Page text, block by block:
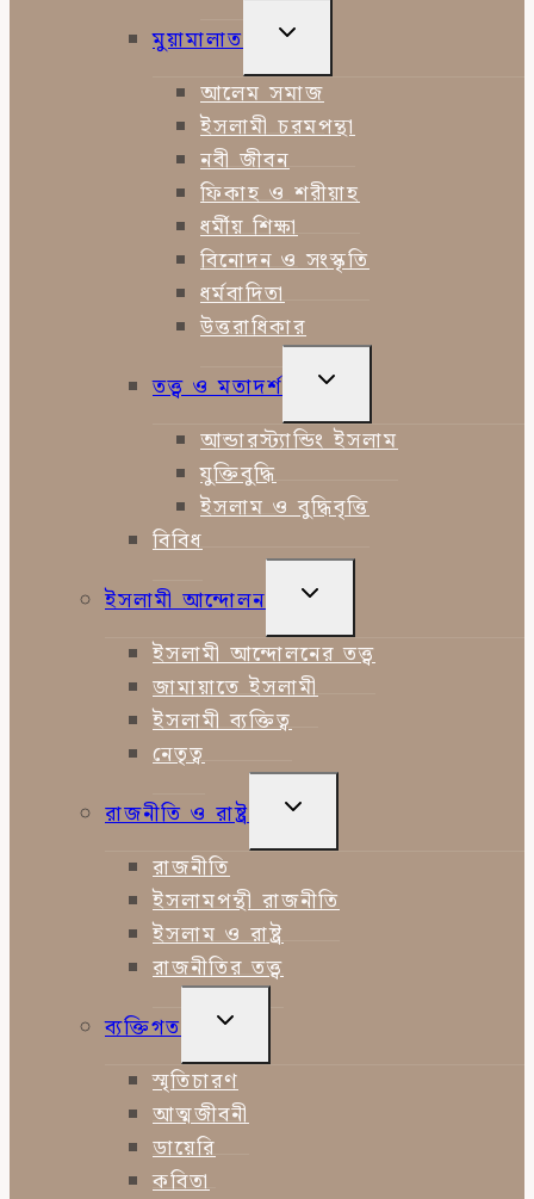
মুয়ামালাত
TOGGLE
MENU
আলেম সমাজ
ইসলামী চরমপন্থা
নবী জীবন
ফিকাহ ও শরীয়াহ
ধর্মীয় শিক্ষা
বিনোদন ও সংস্কৃতি
ধর্মবাদিতা
উত্তরাধিকার
তত্ত্ব ও মতাদর্শ
TOGGLE
MENU
আন্ডারস্ট্যান্ডিং ইসলাম
যুক্তিবুদ্ধি
ইসলাম ও বুদ্ধিবৃত্তি
বিবিধ
ইসলামী আন্দোলন
TOGGLE
MENU
ইসলামী আন্দোলনের তত্ত্ব
জামায়াতে ইসলামী
ইসলামী ব্যক্তিত্ব
নেতৃত্ব
রাজনীতি ও রাষ্ট্র
TOGGLE
রাজনীতি
ইসলামপন্থী রাজনীতি
ইসলাম ও রাষ্ট্র
রাজনীতির তত্ত্ব
ব্যক্তিগত
TOGGLE
MENU
স্মৃতিচারণ
আত্মজীবনী
ডায়েরি
কবিতা